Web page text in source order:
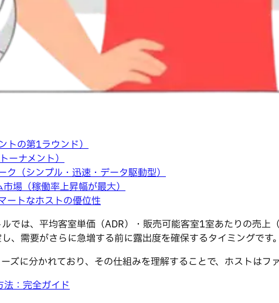
トの第1ラウンド）
ーナメント）
ク（シンプル・迅速・データ駆動型）
場（稼働率上昇幅が最大）
ートなホストの優位性
では、平均客室単価（ADR）・販売可能客室1室あたりの売
、需要がさらに急増する前に露出度を確保するタイミングです。
ズに分かれており、その仕組みを理解することで、ホストはフ
：完全ガイド